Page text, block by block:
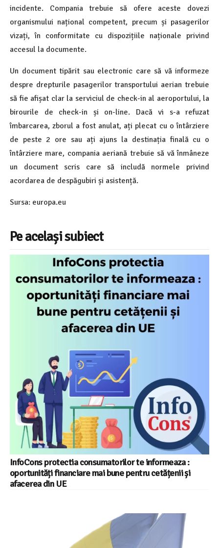
incidente. Compania trebuie să ofere aceste dovezi
organismului național competent, precum și pasagerilor
vizați, în conformitate cu dispozițiile naționale privind
accesul la documente.
Un document tipărit sau electronic care să vă informeze
despre drepturile pasagerilor transportului aerian trebuie
să fie afișat clar la serviciul de check-in al aeroportului, la
birourile de check-in și on-line. Dacă vi s-a refuzat
îmbarcarea, zborul a fost anulat, ați plecat cu o întârziere
de peste 2 ore sau ați ajuns la destinația finală cu o
întârziere mare, compania aeriană trebuie să vă înmâneze
un document scris care să includă normele privind
acordarea de despăgubiri și asistență.
Sursa: europa.eu
Pe același subiect
InfoCons protectia consumatorilor te informeaza :
oportunități financiare mai bune pentru cetățenii și
afacerea din UE